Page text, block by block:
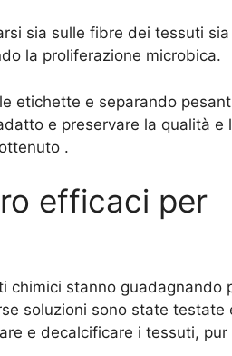
sia sulle fibre dei tessuti sia
la proliferazione microbica.
etichette e separando
e preservare la qualità e
.
efficaci per
chimici stanno guadagnando
soluzioni sono state testate
e decalcificare i tessuti,